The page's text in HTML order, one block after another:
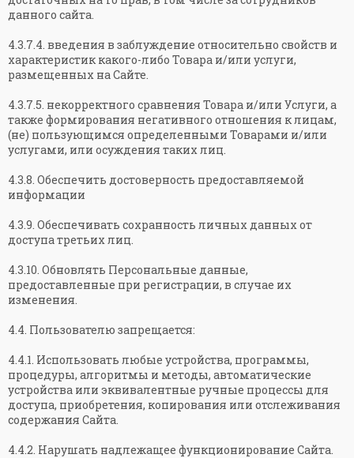
данного сайта.
4.3.7.4. введения в заблуждение относительно свойств и
характеристик какого-либо Товара и/или услуги,
размещенных на Сайте.
4.3.7.5. некорректного сравнения Товара и/или Услуги, а
также формирования негативного отношения к лицам,
(не) пользующимся определенными Товарами и/или
услугами, или осуждения таких лиц.
4.3.8. Обеспечить достоверность предоставляемой
информации
4.3.9. Обеспечивать сохранность личных данных от
доступа третьих лиц.
4.3.10. Обновлять Персональные данные,
предоставленные при регистрации, в случае их
изменения.
4.4. Пользователю запрещается:
4.4.1. Использовать любые устройства, программы,
процедуры, алгоритмы и методы, автоматические
устройства или эквивалентные ручные процессы для
доступа, приобретения, копирования или отслеживания
содержания Сайта.
4.4.2. Нарушать надлежащее функционирование Сайта.